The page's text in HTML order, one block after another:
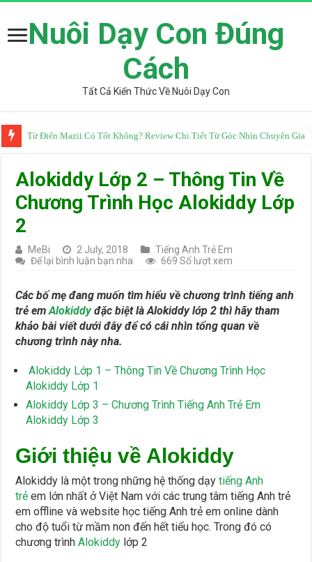
Nuôi Dạy Con Đúng
Cách
Tất Cả Kiến Thức Về Nuôi Dạy Con
Từ Điển Mazii Có Tốt Không? Review Chi Tiết Từ Góc Nhìn Chuyên Gia
Alokiddy Lớp 2 – Thông Tin Về
Chương Trình Học Alokiddy Lớp
2
MeBi 2 July, 2018
Tiếng Anh Trẻ Em
Để lại bình luận bạn nha
669 Số lượt xem
Các bố mẹ đang muốn tìm hiểu về chương trình tiếng anh
trẻ emAlokiddyđặc biệt là Alokiddy lớp 2 thì hãy tham
khảo bài viết dưới đây để có cái nhìn tổng quan về
chương trình này nha.
Alokiddy Lớp 1 – Thông Tin Về Chương Trình Học
Alokiddy Lớp 1
Alokiddy Lớp 3 – Chương Trình Tiếng Anh Trẻ Em
Alokiddy Lớp 3
Giới thiệu về Alokiddy
Alokiddy là một trong những hệ thống dạy tiếng Anh
trẻ em lớn nhất ở Việt Nam với các trung tâm tiếng Anh trẻ
em offline và website học tiếng Anh trẻ em online dành
cho độ tuổi từ mầm non đến hết tiểu học. Trong đó có
chương trìnhAlokiddy lớp 2